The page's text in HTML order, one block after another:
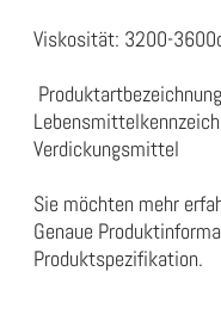
Viskosität: 3200-
Verdickungsmittel
Sie möchten mehr
Genaue
Produktspezifikation.